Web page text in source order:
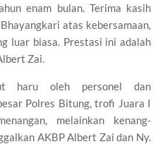
enam bulan. Terima kasih
atas kebersamaan,
luar biasa. Prestasi ini adalah
Zai.
haru oleh personel dan
Polres Bitung, trofi Juara I
melainkan kenang-
AKBP Albert Zai dan Ny.